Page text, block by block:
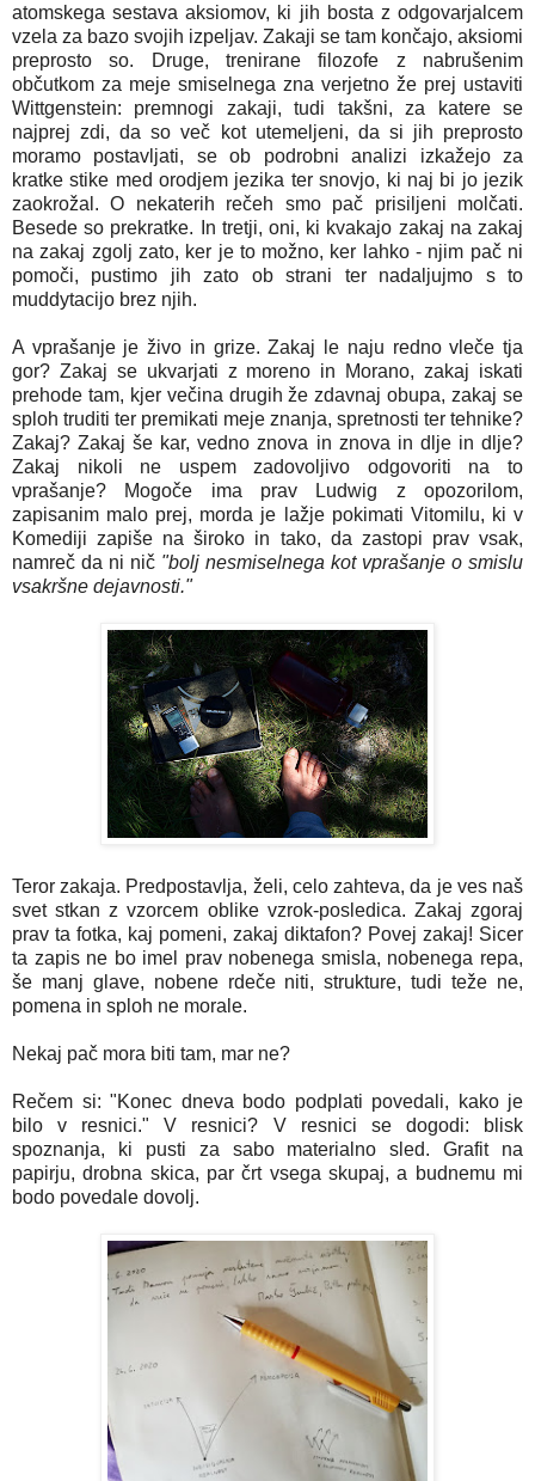
atomskega sestava aksiomov, ki jih bosta z odgovarjalcem
vzela za bazo svojih izpeljav. Zakaji se tam končajo, aksiomi
preprosto so. Druge, trenirane filozofe z nabrušenim
občutkom za meje smiselnega zna verjetno že prej ustaviti
Wittgenstein: premnogi zakaji, tudi takšni, za katere se
najprej zdi, da so več kot utemeljeni, da si jih preprosto
moramo postavljati, se ob podrobni analizi izkažejo za
kratke stike med orodjem jezika ter snovjo, ki naj bi jo jezik
zaokrožal. O nekaterih rečeh smo pač prisiljeni molčati.
Besede so prekratke. In tretji, oni, ki kvakajo zakaj na zakaj
na zakaj zgolj zato, ker je to možno, ker lahko - njim pač ni
pomoči, pustimo jih zato ob strani ter nadaljujmo s to
muddytacijo brez njih.
A vprašanje je živo in grize. Zakaj le naju redno vleče tja
gor? Zakaj se ukvarjati z moreno in Morano, zakaj iskati
prehode tam, kjer večina drugih že zdavnaj obupa, zakaj se
sploh truditi ter premikati meje znanja, spretnosti ter tehnike?
Zakaj? Zakaj še kar, vedno znova in znova in dlje in dlje?
Zakaj nikoli ne uspem zadovoljivo odgovoriti na to
vprašanje? Mogoče ima prav Ludwig z opozorilom,
zapisanim malo prej, morda je lažje pokimati Vitomilu, ki v
Komediji zapiše na široko in tako, da zastopi prav vsak,
namreč da ni nič "bolj nesmiselnega kot vprašanje o smislu
vsakršne dejavnosti."
Teror zakaja. Predpostavlja, želi, celo zahteva, da je ves naš
svet stkan z vzorcem oblike vzrok-posledica. Zakaj zgoraj
prav ta fotka, kaj pomeni, zakaj diktafon? Povej zakaj! Sicer
ta zapis ne bo imel prav nobenega smisla, nobenega repa,
še manj glave, nobene rdeče niti, strukture, tudi teže ne,
pomena in sploh ne morale.
Nekaj pač mora biti tam, mar ne?
Rečem si: "Konec dneva bodo podplati povedali, kako je
bilo v resnici." V resnici? V resnici se dogodi: blisk
spoznanja, ki pusti za sabo materialno sled. Grafit na
papirju, drobna skica, par črt vsega skupaj, a budnemu mi
bodo povedale dovolj.